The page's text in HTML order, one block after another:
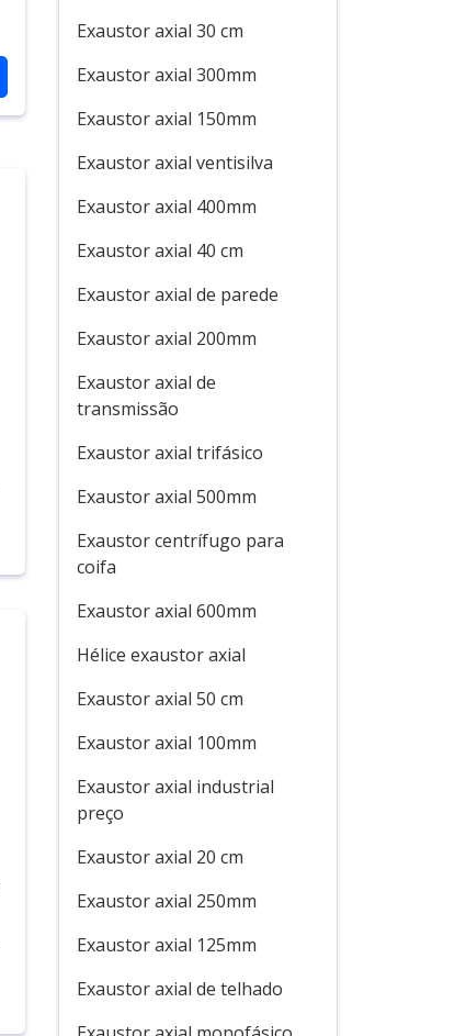
Exaustor axial 30 cm
Exaustor axial 300mm
Exaustor axial 150mm
Exaustor axial ventisilva
Exaustor axial 400mm
Exaustor axial 40 cm
Exaustor axial de parede
Exaustor axial 200mm
Exaustor axial de
transmissão
Exaustor axial trifásico
Exaustor axial 500mm
Exaustor centrífugo para
coifa
Exaustor axial 600mm
Hélice exaustor axial
Exaustor axial 50 cm
Exaustor axial 100mm
Exaustor axial industrial
preço
Exaustor axial 20 cm
Exaustor axial 250mm
Exaustor axial 125mm
Exaustor axial de telhado